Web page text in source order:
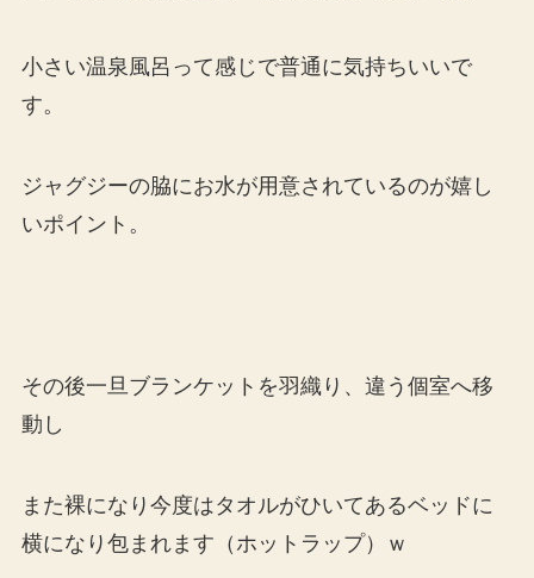
小さい温泉風呂って感じで普通に気持ちいいで
す。
ジャグジーの脇にお水が用意されているのが嬉し
いポイント。
その後一旦ブランケットを羽織り、違う個室へ移
動し
また裸になり今度はタオルがひいてあるベッドに
横になり包まれます（ホットラップ）ｗ